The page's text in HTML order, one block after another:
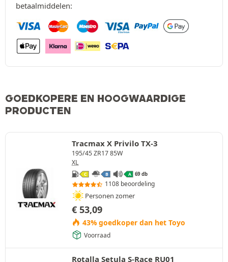
betaalmiddelen:
GOEDKOPERE EN HOOGWAARDIGE
PRODUCTEN
Tracmax X Privilo TX-3
195/45 ZR17 85W
XL
C B A 69 db
1108 beoordeling
Personen zomer
€ 53,09
43% goedkoper dan het Toyo
Voorraad
Rotalla Setula S-Race RU01